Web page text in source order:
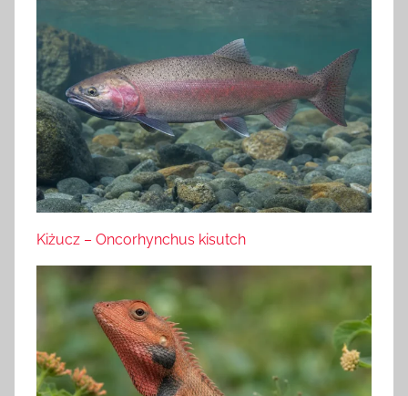
Kiżucz – Oncorhynchus kisutch